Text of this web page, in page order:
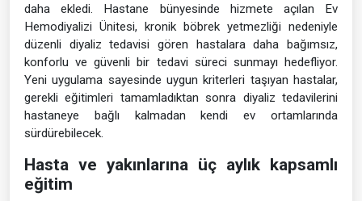
daha ekledi. Hastane bünyesinde hizmete açılan Ev
Hemodiyalizi Ünitesi, kronik böbrek yetmezliği nedeniyle
düzenli diyaliz tedavisi gören hastalara daha bağımsız,
konforlu ve güvenli bir tedavi süreci sunmayı hedefliyor.
Yeni uygulama sayesinde uygun kriterleri taşıyan hastalar,
gerekli eğitimleri tamamladıktan sonra diyaliz tedavilerini
hastaneye bağlı kalmadan kendi ev ortamlarında
sürdürebilecek.
Hasta ve yakınlarına üç aylık kapsamlı
eğitim